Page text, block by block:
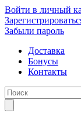
Войти в личный
Забыли пароль
Доставка
Бонусы
Контакты